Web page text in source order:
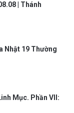
| Thánh
Nhật 19 Thường
Mục. Phần VII: